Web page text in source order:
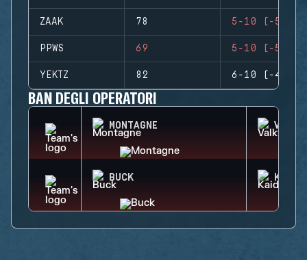
ZAAK 78 5-10 (-5)
PPWS 69 5-10 (-5)
YEKTZ 82 6-10 (-4)
BAN DEGLI OPERATORI
MONTAGNE
BUCK KAID